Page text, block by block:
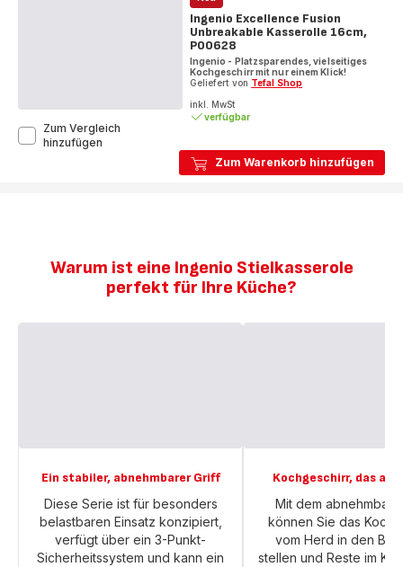
Zum Warenkorb hinzufügen
Ingenio Excellence Fusion
Unbreakable Kasserolle 16cm,
P00628
Ingenio - Platzsparendes, vielseitiges
Kochgeschirr mit nur einem Klick!
Geliefert von Tefal Shop
inkl. MwSt
verfügbar
Zum Vergleich
hinzufügen
Warum ist eine Ingenio Stielkasserole
perfekt für Ihre Küche?
Ein stabiler, abnehmbarer Griff
Diese Serie ist für besonders
belastbaren Einsatz konzipiert,
verfügt über ein 3-Punkt-
Sicherheitssystem und kann ein
Kochgeschirr, das
Mit dem
können Sie das
vom Herd in den
stellen und Reste im